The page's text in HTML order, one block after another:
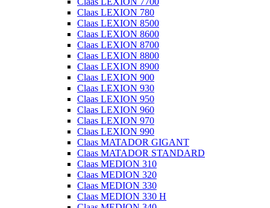
Claas LEXION 780
Claas LEXION 8500
Claas LEXION 8600
Claas LEXION 8700
Claas LEXION 8800
Claas LEXION 8900
Claas LEXION 900
Claas LEXION 930
Claas LEXION 950
Claas LEXION 960
Claas LEXION 970
Claas LEXION 990
Claas MATADOR GIGANT
Claas MATADOR STANDARD
Claas MEDION 310
Claas MEDION 320
Claas MEDION 330
Claas MEDION 330 H